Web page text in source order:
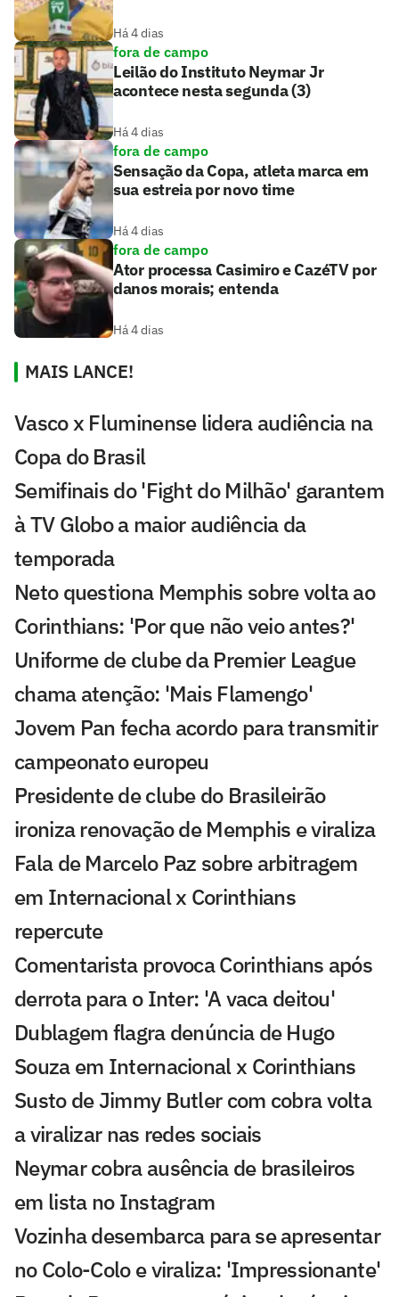
Há 4 dias
fora de campo
Leilão do Instituto Neymar Jr
acontece nesta segunda (3)
Há 4 dias
fora de campo
Sensação da Copa, atleta marca em
sua estreia por novo time
Há 4 dias
fora de campo
Ator processa Casimiro e CazéTV por
danos morais; entenda
Há 4 dias
MAIS LANCE!
Vasco x Fluminense lidera audiência na
Copa do Brasil
Semifinais do 'Fight do Milhão' garantem
à TV Globo a maior audiência da
temporada
Neto questiona Memphis sobre volta ao
Corinthians: 'Por que não veio antes?'
Uniforme de clube da Premier League
chama atenção: 'Mais Flamengo'
Jovem Pan fecha acordo para transmitir
campeonato europeu
Presidente de clube do Brasileirão
ironiza renovação de Memphis e viraliza
Fala de Marcelo Paz sobre arbitragem
em Internacional x Corinthians
repercute
Comentarista provoca Corinthians após
derrota para o Inter: 'A vaca deitou'
Dublagem flagra denúncia de Hugo
Souza em Internacional x Corinthians
Susto de Jimmy Butler com cobra volta
a viralizar nas redes sociais
Neymar cobra ausência de brasileiros
em lista no Instagram
Vozinha desembarca para se apresentar
no Colo-Colo e viraliza: 'Impressionante'